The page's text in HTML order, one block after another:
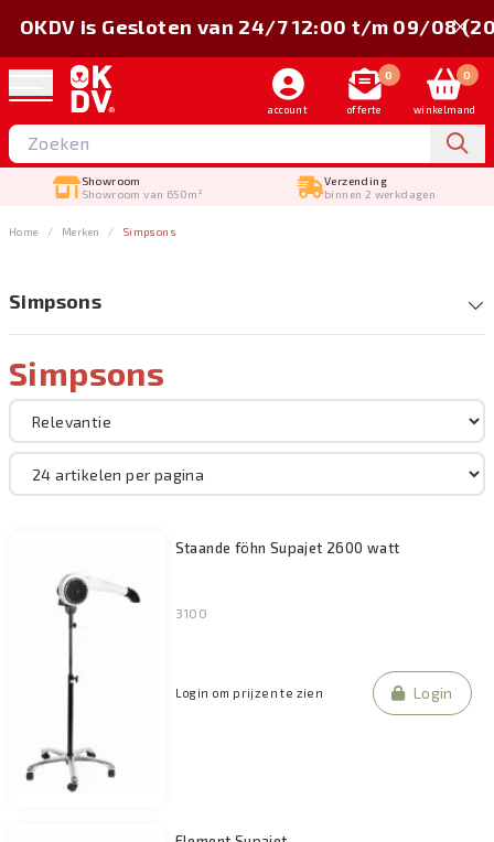
account
0
offerte
0
winkelmand
Showroom
Showroom van 650m²
Verzending
binnen 2 werkdagen
OKDV is Gesloten van 24/7 12:00 t/m 09/08
Home Merken Simpsons
Simpsons
Simpsons
Staande föhn Supajet 2600 watt
3100
Login om prijzen te zien Login